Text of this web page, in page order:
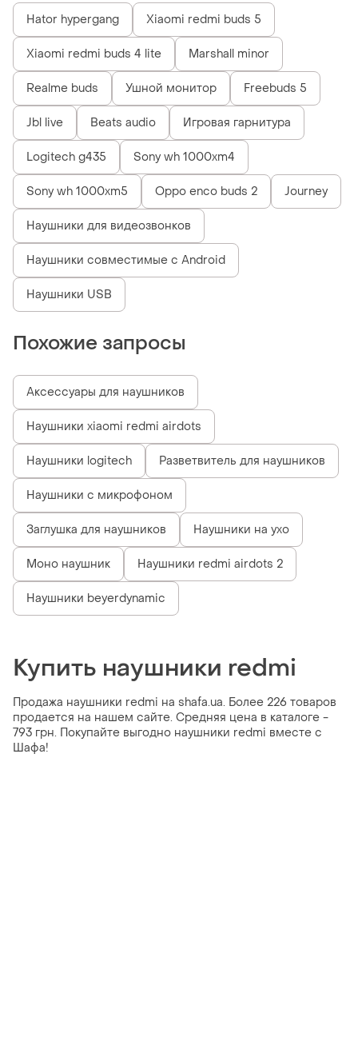
Hator hypergang Xiaomi redmi buds 5
Xiaomi redmi buds 4 lite Marshall minor
Realme buds Ушной монитор Freebuds 5
Jbl live Beats audio Игровая гарнитура
Logitech g435 Sony wh 1000xm4
Sony wh 1000xm5 Oppo enco buds 2 Journey
Наушники для видеозвонков
Наушники совместимые с Android
Наушники USB
Похожие запросы
Аксессуары для наушников
Наушники xiaomi redmi airdots
Наушники logitech Разветвитель для наушников
Наушники с микрофоном
Заглушка для наушников Наушники на ухо
Моно наушник Наушники redmi airdots 2
Наушники beyerdynamic
Купить наушники redmi
Продажа наушники redmi на shafa.ua. Более 226 товаров
продается на нашем сайте. Средняя цена в каталоге -
793 грн. Покупайте выгодно наушники redmi вместе с
Шафа!